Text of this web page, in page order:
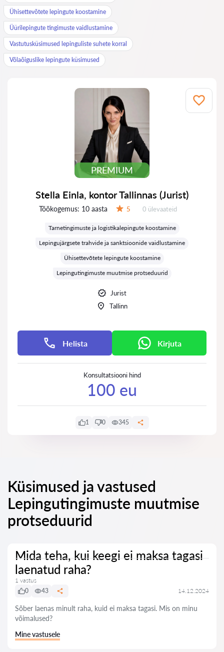
Ühisettevõtete lepingute koostamine
Üürilepingute tingimuste vaidlustamine
Vastutusküsimused lepinguliste suhete korral
Võlaõiguslike lepingute küsimused
PREMIUM
Stella Einla, kontor Tallinnas (Jurist)
Töökogemus: 10 aasta 5 Ülevaateid:
0 ülevaateid
Tarnetingimuste ja logistikalepingute koostamine
Lepingujärgsete trahvide ja sanktsioonide vaidlustamine
Ühisettevõtete lepingute koostamine
Lepingutingimuste muutmise protseduurid
Jurist
Tallinn
Helista Kirjuta
Konsultatsiooni hind
100 eu
1 0 345
Küsimused ja vastused
Lepingutingimuste muutmise
protseduurid
Mida teha, kui keegi ei maksa tagasi
laenatud raha?
1 vastus
0
43 14.12.2024
Sõber laenas minult raha, kuid ei maksa tagasi. Mis on minu
võimalused?
Mine vastusele